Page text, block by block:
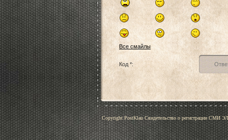
Все смайлы
Код *:
Copyright PostKlau Свидетельство о регистрации СМИ